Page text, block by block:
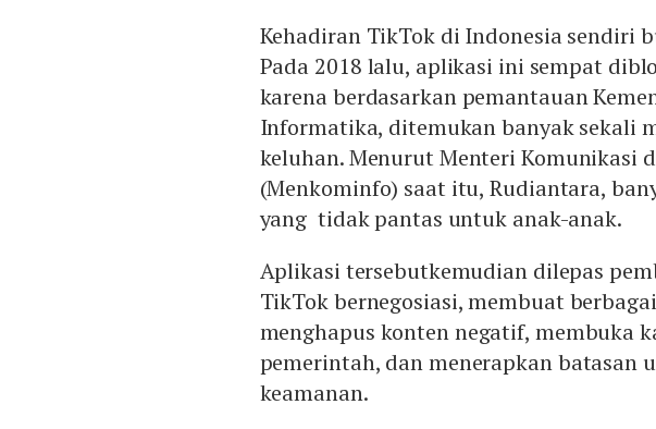
Kehadiran TikTok di Indonesia sendiri
Pada 2018 lalu, aplikasi ini sempat
karena berdasarkan pemantauan
Informatika, ditemukan banyak sekali
keluhan. Menurut Menteri Komunikasi
(Menkominfo) saat itu, Rudiantara,
yang tidak pantas untuk anak-anak.
Aplikasi tersebutkemudian dilepas
TikTok bernegosiasi, membuat
menghapus konten negatif, membuka
pemerintah, dan menerapkan batasan
keamanan.